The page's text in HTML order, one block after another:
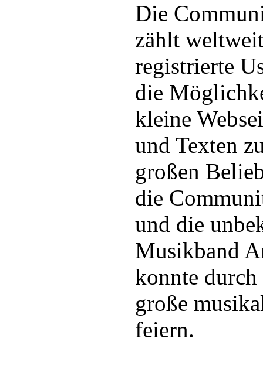
Die
zählt
registrierte
die
kleine
und Texten
großen
die
und die
Musikband
konnte durch
große
feiern.